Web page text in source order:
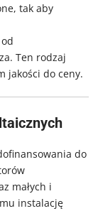
tak aby
Ten rodzaj
jakości do ceny.
do
małych i
instalację